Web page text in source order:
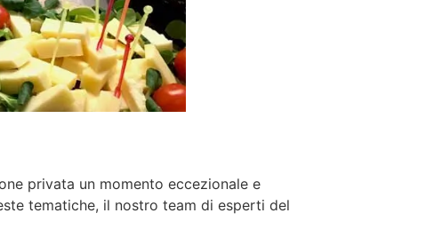
privata un momento eccezionale e
tematiche, il nostro team di esperti del